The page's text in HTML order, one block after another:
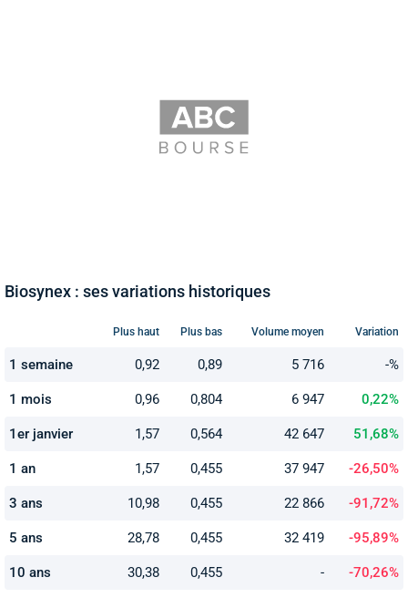
Biosynex : ses variations historiques
Plus haut Plus bas Volume moyen Variation
1 semaine 0,92 0,89 5 716 -%
1 mois 0,96 0,804 6 947 0,22%
1er janvier 1,57 0,564 42 647 51,68%
1 an 1,57 0,455 37 947 -26,50%
3 ans 10,98 0,455 22 866 -91,72%
5 ans 28,78 0,455 32 419 -95,89%
10 ans 30,38 0,455 - -70,26%